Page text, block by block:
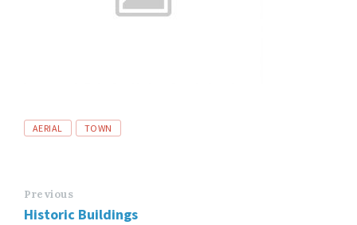
Tags
AERIAL TOWN
Previous
Historic Buildings